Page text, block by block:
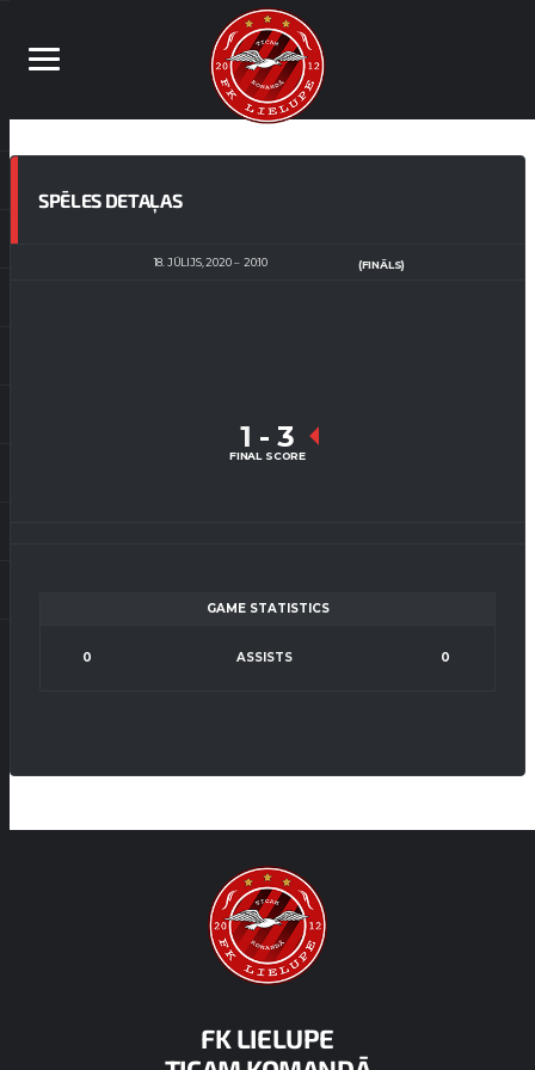
SPĒLES DETAĻAS
18. JŪLIJS, 2020 20:10 (FINĀLS)
1 - 3
FINAL SCORE
GAME STATISTICS
0 ASSISTS 0
FK LIELUPE